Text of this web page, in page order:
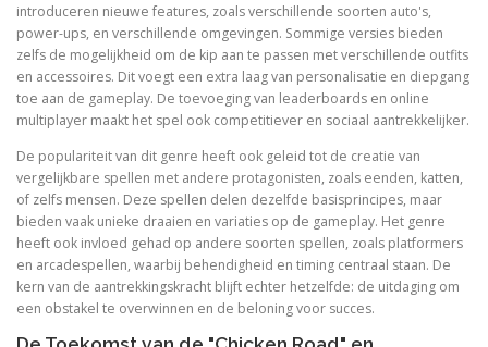
introduceren nieuwe features, zoals verschillende soorten auto's,
power-ups, en verschillende omgevingen. Sommige versies bieden
zelfs de mogelijkheid om de kip aan te passen met verschillende outfits
en accessoires. Dit voegt een extra laag van personalisatie en diepgang
toe aan de gameplay. De toevoeging van leaderboards en online
multiplayer maakt het spel ook competitiever en sociaal aantrekkelijker.
De populariteit van dit genre heeft ook geleid tot de creatie van
vergelijkbare spellen met andere protagonisten, zoals eenden, katten,
of zelfs mensen. Deze spellen delen dezelfde basisprincipes, maar
bieden vaak unieke draaien en variaties op de gameplay. Het genre
heeft ook invloed gehad op andere soorten spellen, zoals platformers
en arcadespellen, waarbij behendigheid en timing centraal staan. De
kern van de aantrekkingskracht blijft echter hetzelfde: de uitdaging om
een obstakel te overwinnen en de beloning voor succes.